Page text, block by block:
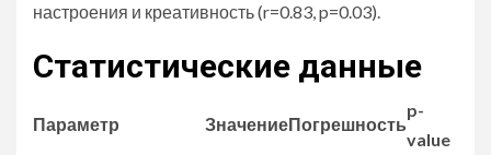
настроения и креативность (r=0.83, p=0.03).
Статистические данные
Параметр ЗначениеПогрешность
p-
value